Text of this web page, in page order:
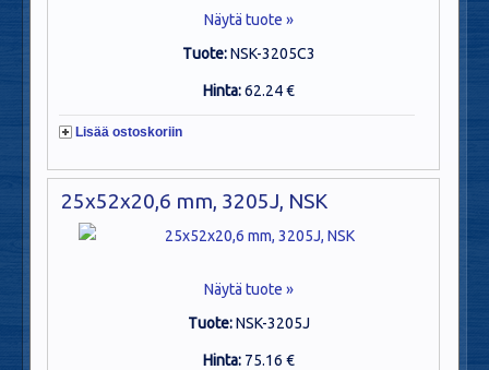
Näytä tuote »
Tuote:NSK-3205C3
Hinta:62.24 €
Lisää ostoskoriin
25x52x20,6 mm, 3205J, NSK
Näytä tuote »
Tuote:NSK-3205J
Hinta: 75.16 €